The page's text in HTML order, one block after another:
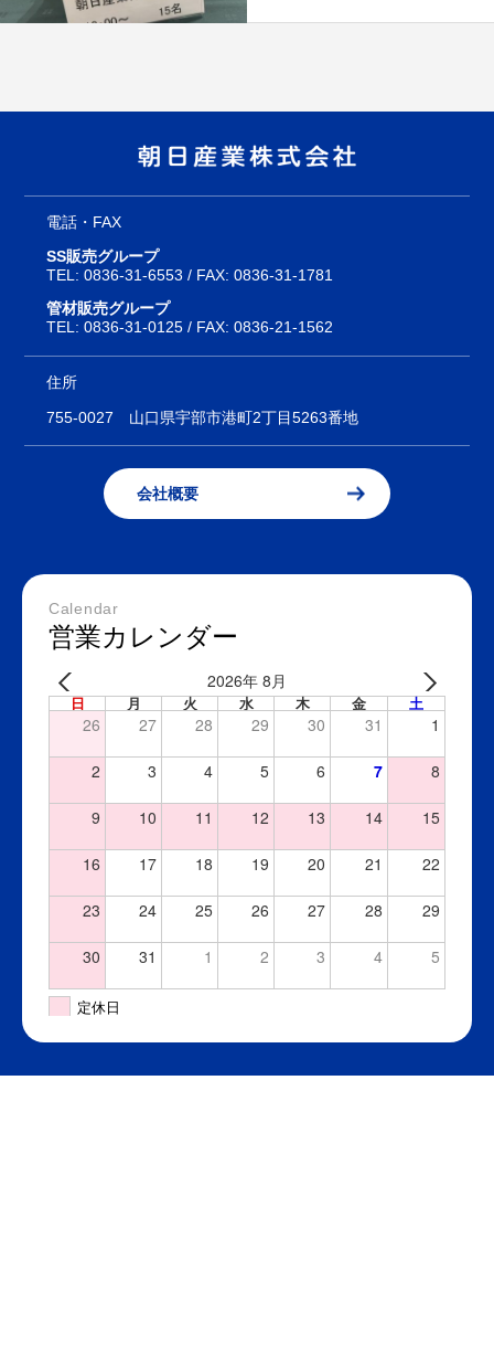
電話・FAX
SS販売グループ
TEL:0836-31-6553 / FAX: 0836-31-1781
管材販売グループ
TEL:0836-31-0125 / FAX: 0836-21-1562
住所
755-0027 山口県宇部市港町2丁目5263番地
会社概要
Calendar
営業カレンダー
2026年 8月
日 月 火 水 木 金 土
26 27 28 29 30 31 1
2 3 4 5 6 7 8
9 10 11 12 13 14 15
16 17 18 19 20 21 22
23 24 25 26 27 28 29
30 31 1 2 3 4 5
定休日